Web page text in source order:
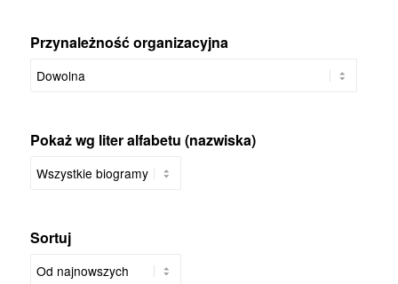
Przynależność organizacyjna
Pokaż wg liter alfabetu (nazwiska)
Sortuj